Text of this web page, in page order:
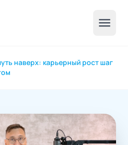
menu
наверх: карьерный рост шаг